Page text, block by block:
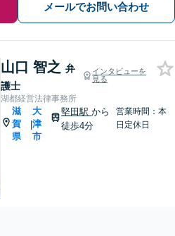
メールでお問い合わせ
山口 智之 弁
護士
インタビューを
見る
湖都経営法律事務所
滋
賀
県
|
大
津
市
堅田駅から
徒歩4分
営業時間：本
日定休日